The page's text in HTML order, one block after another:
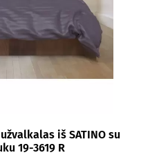
iš SATINO su
19-3619 R